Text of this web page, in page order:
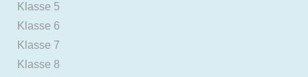
Klasse 5
Klasse 6
Klasse 7
Klasse 8